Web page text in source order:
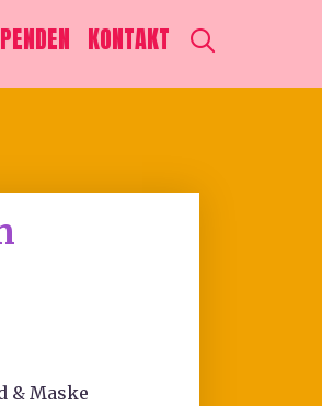
KONTAKT
& Maske